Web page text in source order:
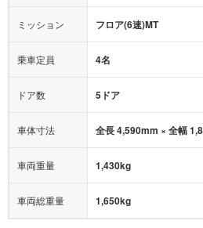
オートマチックハイビーム
ミッション フロア(6速)MT
乗車定員 4名
ドア数 5ドア
車体寸法 全長 4,590mm × 全幅
車両重量 1,430kg
車両総重量 1,650kg